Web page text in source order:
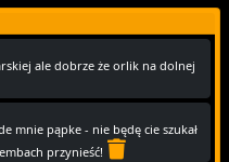
ale dobrze że orlik na dolnej
mnie pąpke - nie będę cie szukał
przynieść!